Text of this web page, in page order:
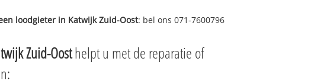
loodgieter in Katwijk Zuid-Oost: bel ons 071-7600796
Zuid-Oosthelpt u met de reparatie of